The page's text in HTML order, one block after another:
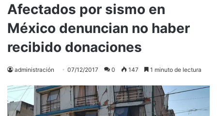
Afectados por sismo en
México denuncian no haber
recibido donaciones
administración 07/12/2017 0 147 1 minuto de lectura